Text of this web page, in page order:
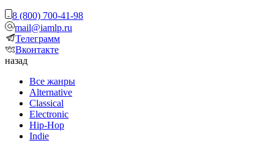
8 (800) 700-41-98
mail@iamlp.ru
Телеграмм
Вконтакте
назад
Все жанры
Alternative
Classical
Electronic
Hip-Hop
Indie